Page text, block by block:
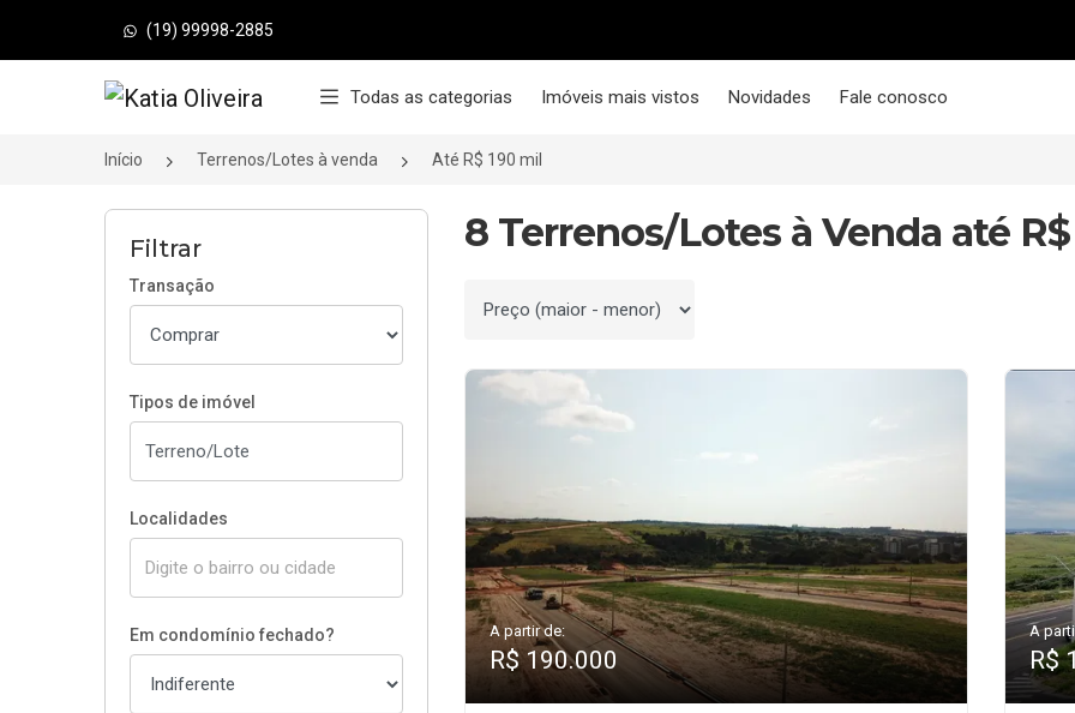
(19) 99998-2885
Página inicial Todas as categorias Imóveis mais vistos Novidades Fale conosco
Início Terrenos/Lotes à venda Até R$ 190 mil
Filtrar
Transação
Tipos de imóvel
Localidades
Em condomínio fechado?
8 Terrenos/Lotes à Venda até
Ordenar por
A partir de:
R$ 190.000
A
R$